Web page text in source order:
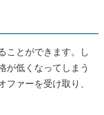
ことができます。し
が低くなってしまう
ァーを受け取り、